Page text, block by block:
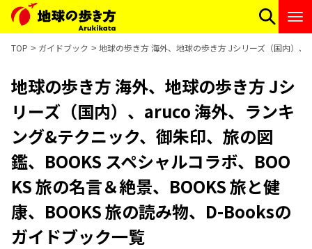
TOP ガイドブック 地球の歩き方 海外、地球の歩き方 Jシリーズ（国内）
地球の歩き方 海外、地球の歩き方 Jシ
リーズ（国内）、aruco 海外、ランキ
ング&テクニック、御朱印、旅の図
鑑、BOOKS スペシャルコラボ、BOO
KS 旅の名言＆絶景、BOOKS 旅と健
康、BOOKS 旅の読み物、D-Booksの
ガイドブック一覧